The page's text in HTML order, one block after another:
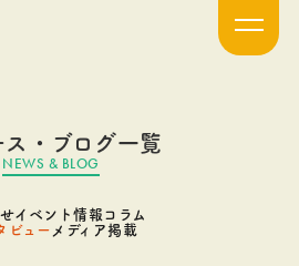
ス・ブログ一覧
NEWS & BLOG
イベント情報 コラム
ビュー メディア掲載